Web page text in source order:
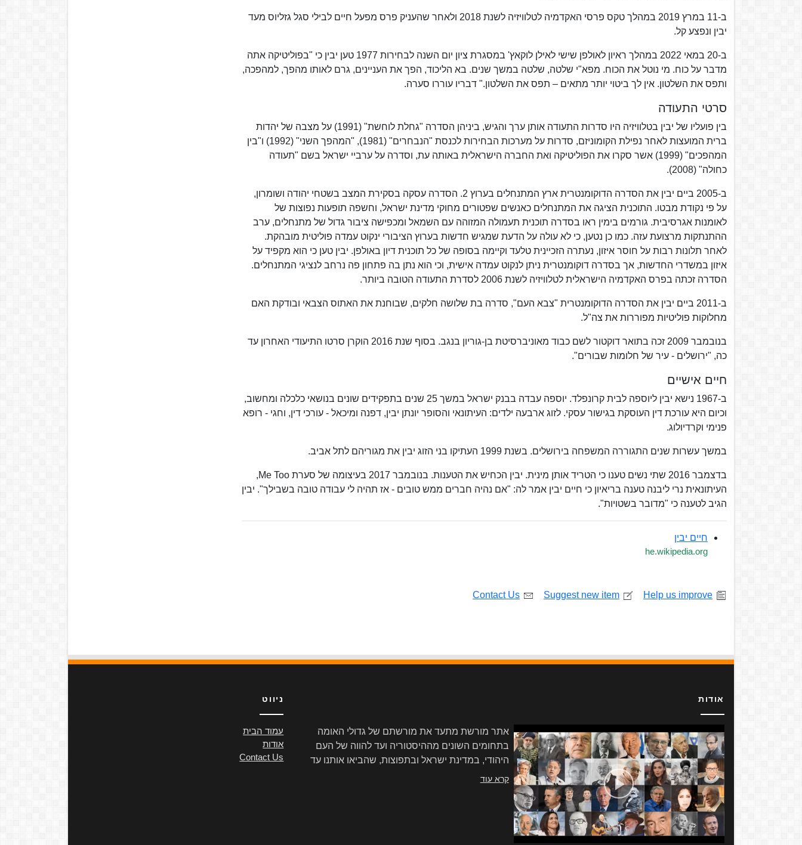
ב-11 במרץ 2019 במהלך טקס פרסי האקדמיה לטלוויזיה לשנת 2018 ולאחר שהעניק פרס מפעל חיים לבילי סגל גזליוס מעד
יבין ונפצע קל.
ב-20 במאי 2022 במהלך ראיון לאולפן שישי לאילן לוקאץ' במסגרת ציון יום השנה לבחירות 1977 טען יבין כי "בפוליטיקה אתה
מדבר על כוח. מי נוטל את הכוח. מפא"י שלטה, שלטה במשך שנים. בא הליכוד, הפך את העניינים, גרם לאותו מהפך, למהפכה,
ותפס את השלטון. אין לך ביטוי יותר מתאים – תפס את השלטון." דבריו עוררו סערה.
סרטי התעודה
בין פועליו של יבין בטלוויזיה היו סדרות התעודה אותן ערך והגיש, ביניהן הסדרה "גחלת לוחשת" (1991) על מצבה של יהדות
ברית המועצות לאחר נפילת הקומוניזם, סדרות על מערכות הבחירות לכנסת "הנבחרים" (1981), "המהפך השני" (1992) ו"בין
המהפכים" (1999) אשר סקרו את הפוליטיקה ואת החברה הישראלית באותה עת, וסדרה על ערביי ישראל בשם "תעודה
כחולה" (2008).
ב-2005 ביים יבין את הסדרה הדוקומנטרית ארץ המתנחלים בערוץ 2. הסדרה עסקה בסקירת המצב בשטחי יהודה ושומרון,
על פי נקודת מבטו. התוכנית הציגה את המתנחלים כאנשים שפטורים מחוקי מדינת ישראל, וחשפה תופעות נפוצות של
לאומנות אגרסיבית. גורמים בימין ראו בסדרה תוכנית תעמולה המזוהה עם השמאל ומכפישה ציבור גדול של מתנחלים, ערב
ההתנתקות מרצועת עזה. כמו כן נטען, כי לא עולה על הדעת שמגיש חדשות בערוץ הציבורי ינקוט עמדה פוליטית מובהקת.
לאחר תלונות רבות על חוסר איזון, נעתרה הזכיינית טלעד וקיימה בסופה של כל תוכנית דיון באולפן. יבין טען כי הוא מקפיד על
איזון במשדרי החדשות, אך בסדרה דוקומנטרית ניתן לנקוט עמדה אישית, וכי הוא נתן בה פתחון פה נרחב לנציגי המתנחלים.
הסדרה זכתה בפרס האקדמיה הישראלית לטלוויזיה לשנת 2006 לסדרת התעודה הטובה ביותר.
ב-2011 ביים יבין את הסדרה הדוקומנטרית "צבא העם", סדרה בת שלושה חלקים, שבוחנת את האתוס הצבאי ובודקת האם
מחלוקות פוליטיות מפוררות את צה"ל.
בנובמבר 2009 זכה בתואר דוקטור לשם כבוד מאוניברסיטת בן-גוריון בנגב. בסוף שנת 2016 הוקרן סרטו התיעודי האחרון עד
כה, "ירושלים - עיר של חלומות שבורים".
חיים אישיים
ב-1967 נישא יבין ליוספה לבית קרונפלד. יוספה עבדה בבנק ישראל במשך 25 שנים בתפקידים שונים בנושאי כלכלה ומחשוב,
וכיום היא עורכת דין העוסקת בגישור עסקי. לזוג ארבעה ילדים: העיתונאי והסופר יונתן יבין, דפנה ומיכאל - עורכי דין, וחגי - רופא
פנימי וקרדיולוג.
במשך עשרות שנים התגוררה המשפחה בירושלים. בשנת 1999 העתיקו בני הזוג יבין את מגוריהם לתל אביב.
בדצמבר 2016 שתי נשים טענו כי הטריד אותן מינית. יבין הכחיש את הטענות. בנובמבר 2017 בעיצומה של סערת Me Too,
העיתונאית נרי ליבנה טענה בריאיון כי חיים יבין אמר לה: "אם נהיה חברים ממש טובים - אז תהיה לי עבודה טובה בשבילך". יבין
הגיב לטענה כי "מדובר בשטויות".
חיים יבין
he.wikipedia.org
Help us improve
Suggest new item
Contact Us
אודות
אתר מורשת מתעד את מורשתם של גדולי האומה
בתחומים השונים מההיסטוריה ועד להווה של העם
היהודי, במדינת ישראל ובתפוצות, שהביאו אותנו עד
קרא עוד
ניווט
עמוד הבית
אודות
Contact Us